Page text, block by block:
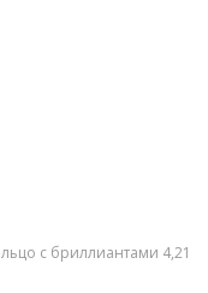
с бриллиантами 4,21